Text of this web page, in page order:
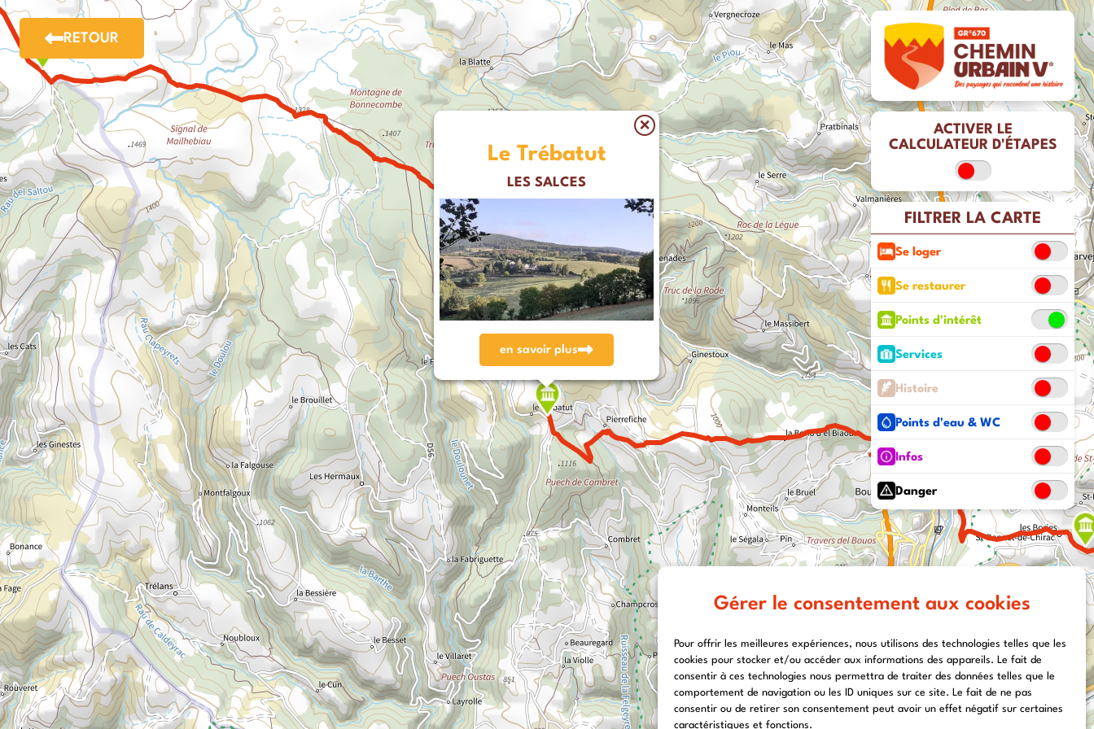
Gérer le consentement aux cookies
Pour offrir les meilleures expériences, nous utilisons des technologies telles que les
cookies pour stocker et/ou accéder aux informations des appareils. Le fait de
consentir à ces technologies nous permettra de traiter des données telles que le
comportement de navigation ou les ID uniques sur ce site. Le fait de ne pas
consentir ou de retirer son consentement peut avoir un effet négatif sur certaines
caractéristiques et fonctions.
RETOUR
ACTIVER LE
CALCULATEUR D'ÉTAPES
FILTRER LA CARTE
Se loger
Se restaurer
Points d'intérêt
Services
Histoire
Points d'eau & WC
Infos
Danger
Le Trébatut
LES SALCES
en savoir plus
×